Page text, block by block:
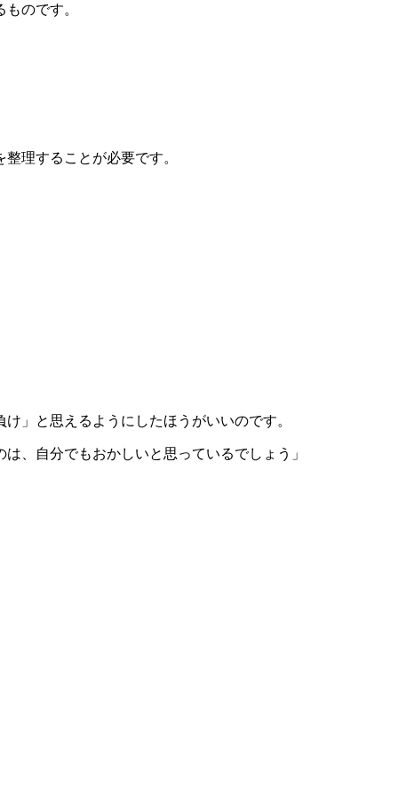
のです。
理することが必要です。
」と思えるようにしたほうがいいのです。
、自分でもおかしいと思っているでしょう」